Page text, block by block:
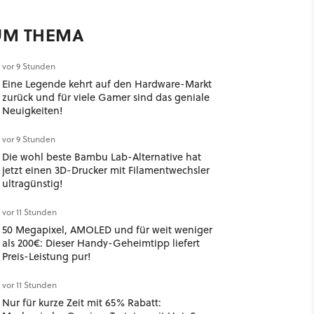
THEMA
vor 9 Stunden
Eine Legende kehrt auf den Hardware-Markt
zurück und für viele Gamer sind das geniale
Neuigkeiten!
vor 9 Stunden
Die wohl beste Bambu Lab-Alternative hat
jetzt einen 3D-Drucker mit Filamentwechsler
ultragünstig!
vor 11 Stunden
50 Megapixel, AMOLED und für weit weniger
als 200€: Dieser Handy-Geheimtipp liefert
Preis-Leistung pur!
vor 11 Stunden
Nur für kurze Zeit mit 65% Rabatt: